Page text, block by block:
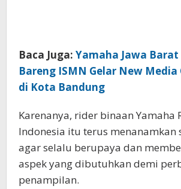
Baca Juga: Yamaha Jawa
Bareng ISMN Gelar New Media
di Kota Bandung
Karenanya, rider binaan Yamaha
Indonesia itu terus menanamkan
agar selalu berupaya dan
aspek yang dibutuhkan demi
penampilan.